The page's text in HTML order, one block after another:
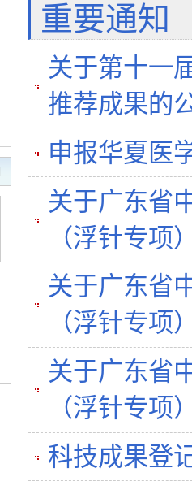
重要通知
关于第十一
推荐成果的
申报华夏医
关于广东省
（浮针专项
关于广东省
（浮针专项
关于广东省
（浮针专项
科技成果登